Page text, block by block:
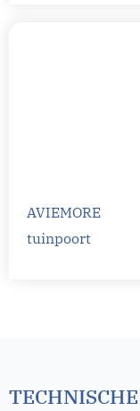
AVIEMORE
tuinpoort